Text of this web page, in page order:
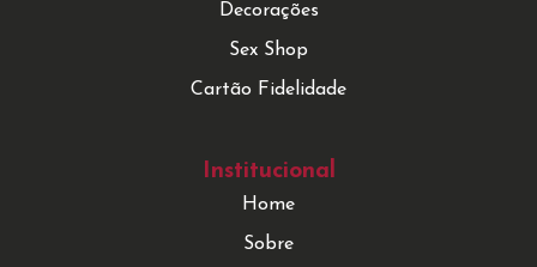
Decorações
Sex Shop
Cartão Fidelidade
Institucional
Home
Sobre